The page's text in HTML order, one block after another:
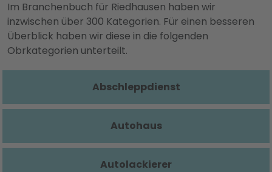
Im Branchenbuch für Riedhausen haben wir
inzwischen über 300 Kategorien. Für einen besseren
Überblick haben wir diese in die folgenden
Obrkategorien unterteilt.
Abschleppdienst
Autohaus
Autolackierer